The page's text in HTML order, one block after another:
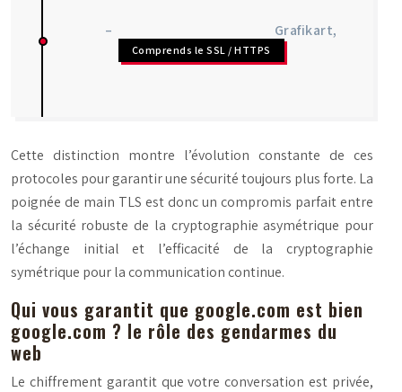
– Grafikart,
Comprends le SSL / HTTPS
Cette distinction montre l’évolution constante de ces
protocoles pour garantir une sécurité toujours plus forte. La
poignée de main TLS est donc un compromis parfait entre
la sécurité robuste de la cryptographie asymétrique pour
l’échange initial et l’efficacité de la cryptographie
symétrique pour la communication continue.
Qui vous garantit que google.com est bien
google.com ? le rôle des gendarmes du
web
Le chiffrement garantit que votre conversation est privée,